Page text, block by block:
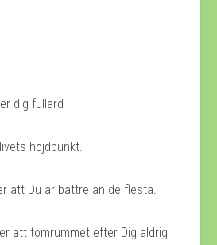
dig fullärd
höjdpunkt.
att Du är bättre än de flesta.
att tomrummet efter Dig aldrig